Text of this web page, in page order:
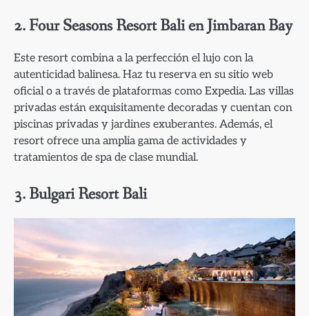
2. Four Seasons Resort Bali en Jimbaran Bay
Este resort combina a la perfección el lujo con la
autenticidad balinesa. Haz tu reserva en su sitio web
oficial o a través de plataformas como Expedia. Las villas
privadas están exquisitamente decoradas y cuentan con
piscinas privadas y jardines exuberantes. Además, el
resort ofrece una amplia gama de actividades y
tratamientos de spa de clase mundial.
3. Bulgari Resort Bali